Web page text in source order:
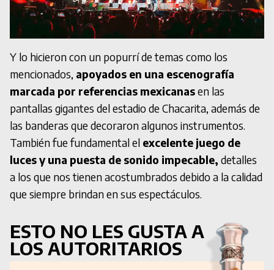
Y lo hicieron con un popurrí de temas como los
mencionados, apoyados en una escenografía
marcada por referencias mexicanasen las
pantallas gigantes del estadio de Chacarita, además de
las banderas que decoraron algunos instrumentos.
También fue fundamental el excelente juego de
luces y una puesta de sonido impecable, detalles
a los que nos tienen acostumbrados debido a la calidad
que siempre brindan en sus espectáculos.
ESTO NO LES GUSTA A
LOS AUTORITARIOS